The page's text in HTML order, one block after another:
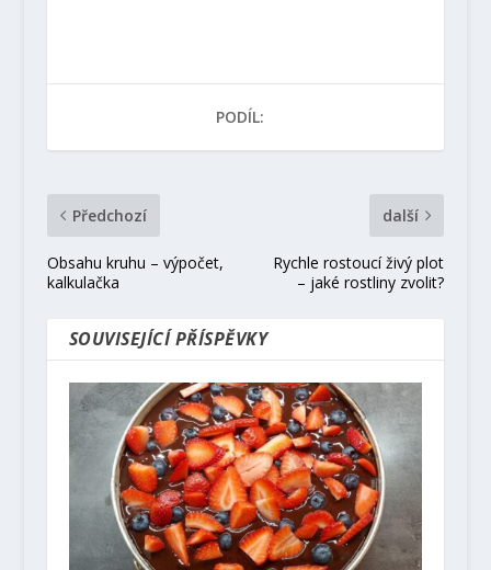
PODÍL:
Předchozí
Obsahu kruhu – výpočet,
kalkulačka
další
Rychle rostoucí živý plot
– jaké rostliny zvolit?
SOUVISEJÍCÍ PŘÍSPĚVKY